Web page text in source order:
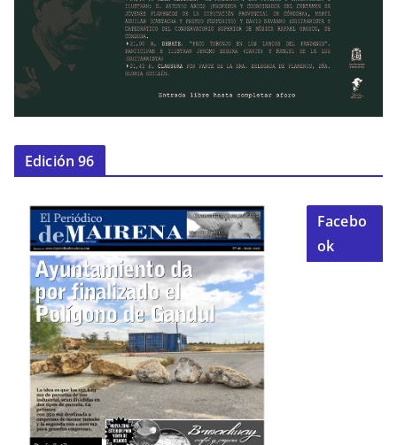
Edición 96
Facebo
ok